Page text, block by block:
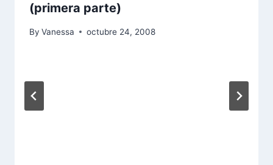
(primera parte)
By Vanessa octubre 24, 2008